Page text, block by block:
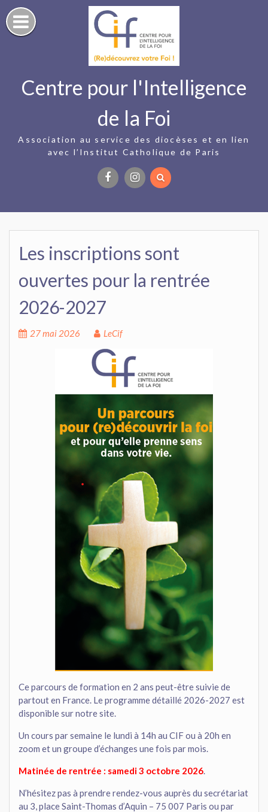
Skip
to
content
Centre pour l'Intelligence
de la Foi
Association au service des diocèses et en lien
avec l’Institut Catholique de Paris
Les inscriptions sont
ouvertes pour la rentrée
2026-2027
27 mai 2026 LeCif
Ce parcours de formation en 2 ans peut-être suivie de
partout en France. Le programme détaillé 2026-2027 est
disponible sur notre site.
Un cours par semaine le lundi à 14h au CIF ou à 20h en
zoom et un groupe d’échanges une fois par mois.
Matinée de rentrée : samedi 3 octobre 2026.
N’hésitez pas à prendre rendez-vous auprès du secrétariat
au 3, place Saint-Thomas d’Aquin – 75 007 Paris ou par